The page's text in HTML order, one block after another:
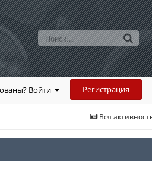
Войти Регистрация
Вся